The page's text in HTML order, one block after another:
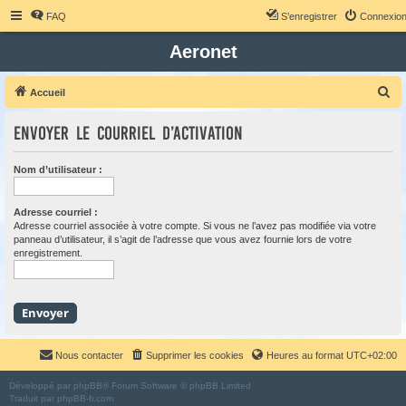
FAQ Connexion
S’enregistrer
Aeronet
Accueil
Envoyer le courriel d’activation
Nom d’utilisateur :
Adresse courriel :
Adresse courriel associée à votre compte. Si vous ne l’avez pas modifiée via votre
panneau d’utilisateur, il s’agit de l’adresse que vous avez fournie lors de votre
enregistrement.
Heures au format UTC+02:00
Supprimer les cookies
Nous contacter
Développé par phpBB® Forum Software © phpBB Limited
Traduit par phpBB-fr.com